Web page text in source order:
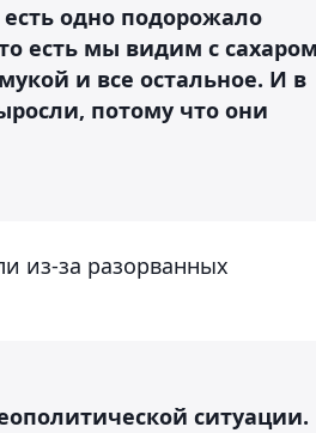
есть одно подорожало
есть мы видим с
и все остальное. И в
потому что они
из-за разорванных
ситуации.